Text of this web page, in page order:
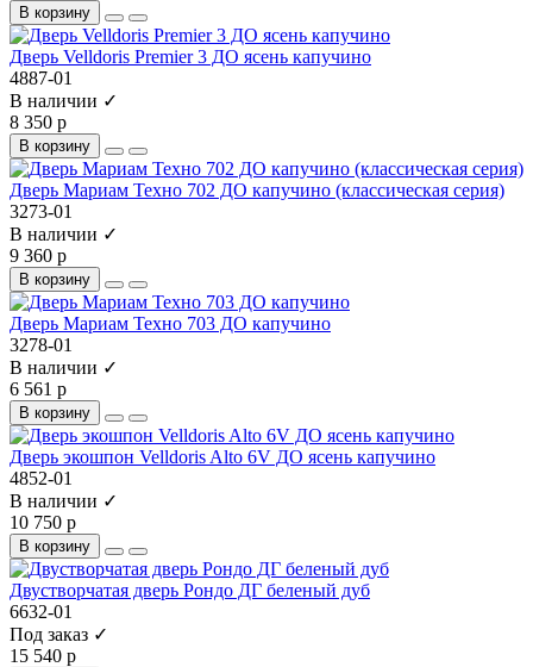
В корзину
Дверь Velldoris Premier 3 ДО ясень капучино
4887-01
В наличии ✓
8 350 р
В корзину
Дверь Мариам Техно 702 ДО капучино (классическая серия)
3273-01
В наличии ✓
9 360 р
В корзину
Дверь Мариам Техно 703 ДО капучино
3278-01
В наличии ✓
6 561 р
В корзину
Дверь экошпон Velldoris Alto 6V ДО ясень капучино
4852-01
В наличии ✓
10 750 р
В корзину
Двустворчатая дверь Рондо ДГ беленый дуб
6632-01
Под заказ ✓
15 540 р